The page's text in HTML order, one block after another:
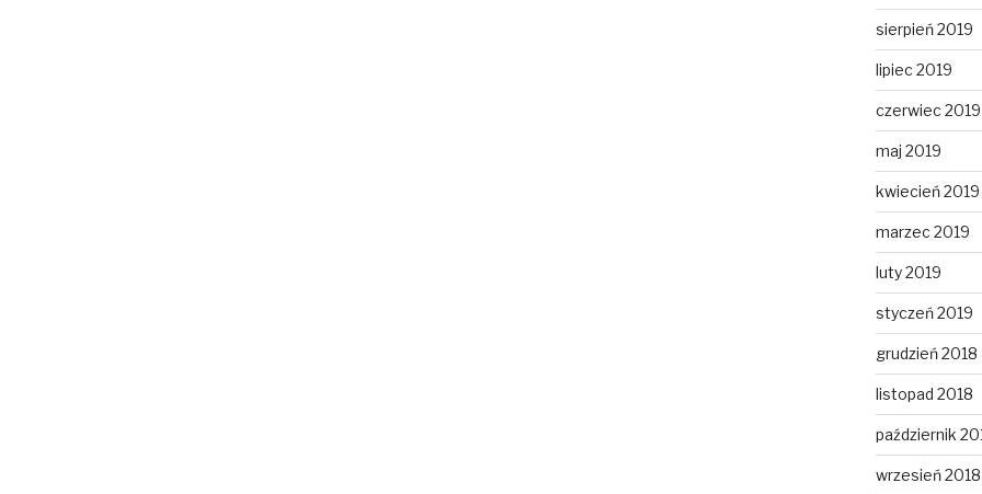
sierpień 2019
lipiec 2019
czerwiec 2019
maj 2019
kwiecień 2019
marzec 2019
luty 2019
styczeń 2019
grudzień 2018
listopad 2018
październik
wrzesień 2018